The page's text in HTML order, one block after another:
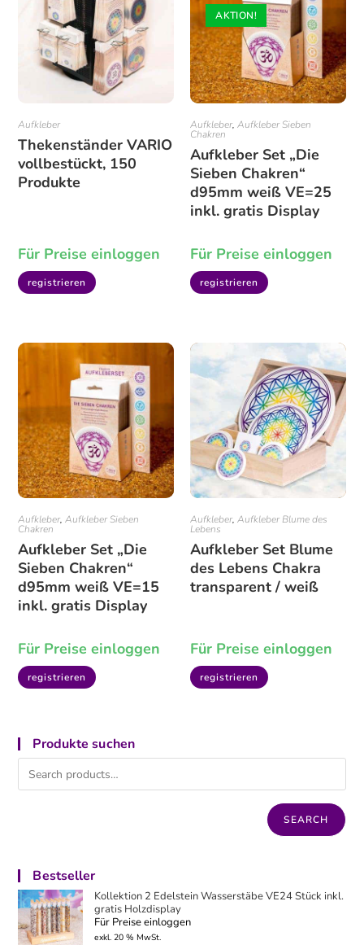
Aufkleber
Thekenständer VARIO
vollbestückt, 150
Produkte
Für Preise einloggen
registrieren
AKTION!
Aufkleber, Aufkleber Sieben
Chakren
Aufkleber Set „Die
Sieben Chakren“
d95mm weiß VE=25
inkl. gratis Display
Für Preise einloggen
registrieren
Aufkleber,Aufkleber Sieben
Chakren
Aufkleber Set „Die
Sieben Chakren“
d95mm weiß VE=15
inkl. gratis Display
Für Preise einloggen
registrieren
Aufkleber, Aufkleber Blume des
Lebens
Aufkleber Set Blume
des Lebens Chakra
transparent / weiß
Für Preise einloggen
registrieren
Produkte suchen
SEARCH
Bestseller
Kollektion 2 Edelstein Wasserstäbe VE24 Stück inkl.
gratis Holzdisplay
Für Preise einloggen
exkl. 20 % MwSt.